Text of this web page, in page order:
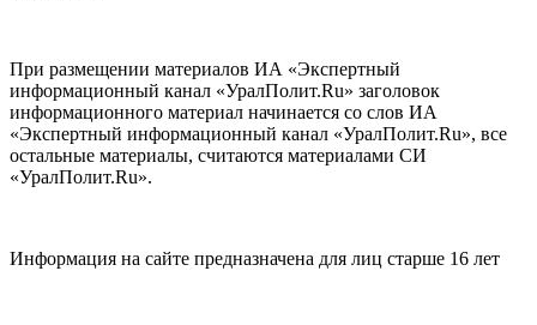
При размещении материалов ИА «Экспертный
информационный канал «УралПолит.Ru» заголовок
информационного материал начинается со слов ИА
«Экспертный информационный канал «УралПолит.Ru», все
остальные материалы, считаются материалами СИ
«УралПолит.Ru».
Информация на сайте предназначена для лиц старше 16 лет